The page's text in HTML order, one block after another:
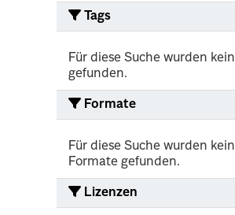
Tags
Für diese Suche wurden
gefunden.
Formate
Für diese Suche wurden
Formate gefunden.
Lizenzen